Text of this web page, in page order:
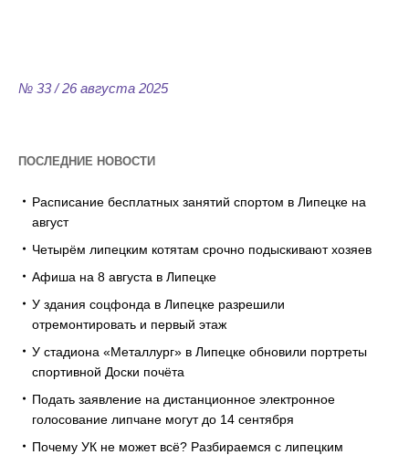
№ 33 / 26 августа 2025
ПОСЛЕДНИЕ НОВОСТИ
Расписание бесплатных занятий спортом в Липецке на
август
Четырём липецким котятам срочно подыскивают хозяев
Афиша на 8 августа в Липецке
У здания соцфонда в Липецке разрешили
отремонтировать и первый этаж
У стадиона «Металлург» в Липецке обновили портреты
спортивной Доски почёта
Подать заявление на дистанционное электронное
голосование липчане могут до 14 сентября
Почему УК не может всё? Разбираемся с липецким